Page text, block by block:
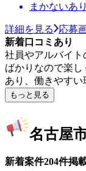
まかないあり
詳細を見る
応募
新着口コミあり
社員やアルバイト
ばかりなので楽
あり、働きやすい
もっと見る
名古屋
新着案件204件掲